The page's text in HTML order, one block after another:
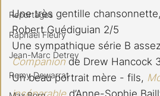
Reportages
Raphael Fleury
Jean-Marc Detrey
Remy Dewarrat
Une très gentille chansonnette,
Robert Guédiguian 2/5
Une sympathique série B
Companion de Drew Hancock
Un beau portrait mère - fils,
inséparable d’Anne-Sophie